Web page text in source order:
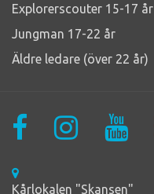
Explorerscouter 15-17 år
Jungman 17-22 år
Äldre ledare (över 22 år)
Kårlokalen "Skansen"